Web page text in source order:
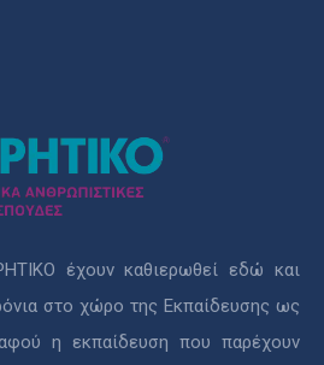
έχουν καθιερωθεί εδώ και
στο χώρο της Εκπαίδευσης ως
αφού η εκπαίδευση που παρέχουν